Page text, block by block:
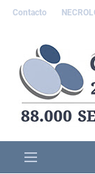
Contacto